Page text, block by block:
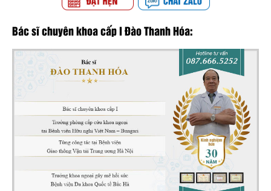
Bác sĩ chuyên khoa cấp I Đào Thanh Hóa: